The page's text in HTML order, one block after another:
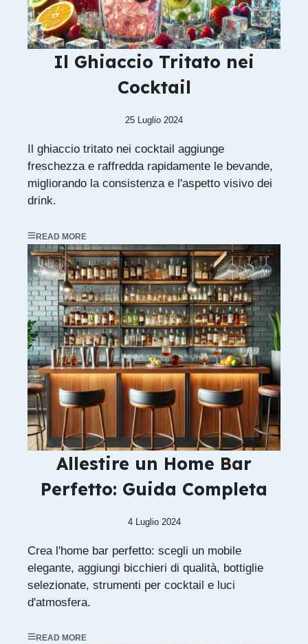
Il Ghiaccio Tritato nei
Cocktail
25 Luglio 2024
Il ghiaccio tritato nei cocktail aggiunge
freschezza e raffredda rapidamente le bevande,
migliorando la consistenza e l'aspetto visivo dei
drink.
READ MORE
Allestire un Home Bar
Perfetto: Guida Completa
4 Luglio 2024
Crea l'home bar perfetto: scegli un mobile
elegante, aggiungi bicchieri di qualità, bottiglie
selezionate, strumenti per cocktail e luci
d'atmosfera.
READ MORE